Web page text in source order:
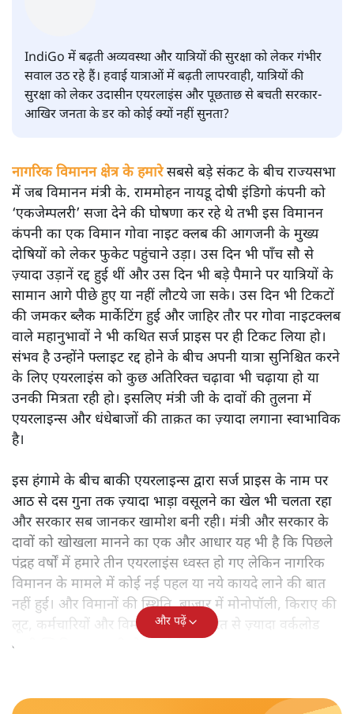
एयरलाइंस को है न सरकार को
विचार| अरविंद मोहन| 10 DEC, 2025
इंडिगो संकट
अरविंद मोहन
IndiGo में बढ़ती अव्यवस्था और यात्रियों की सुरक्षा को लेकर गंभीर
आखिर जनता के डर को कोई क्यों नहीं सुनता?
नागरिक विमानन क्षेत्र के हमारे सबसे बड़े संकट के बीच राज्यसभा
में जब विमानन मंत्री के. राममोहन नायडू दोषी इंडिगो कंपनी को
‘एकजेम्पलरी’ सजा देने की घोषणा कर रहे थे तभी इस विमानन
कंपनी का एक विमान गोवा नाइट क्लब की आगजनी के मुख्य
सामान आगे पीछे हुए या नहीं लौटये जा सके। उस दिन भी टिकटों